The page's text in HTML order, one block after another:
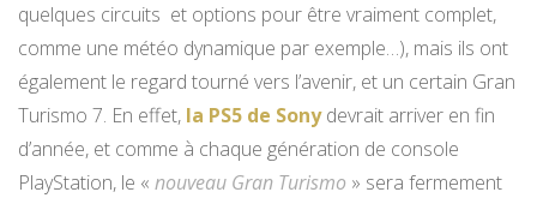
quelques circuits et options pour être vraiment complet,
comme une météo dynamique par exemple…), mais ils ont
également le regard tourné vers l’avenir, et un certain Gran
Turismo 7. En effet, la PS5 de Sonydevrait arriver en fin
d’année, et comme à chaque génération de console
PlayStation, le « nouveau Gran Turismo » sera fermement